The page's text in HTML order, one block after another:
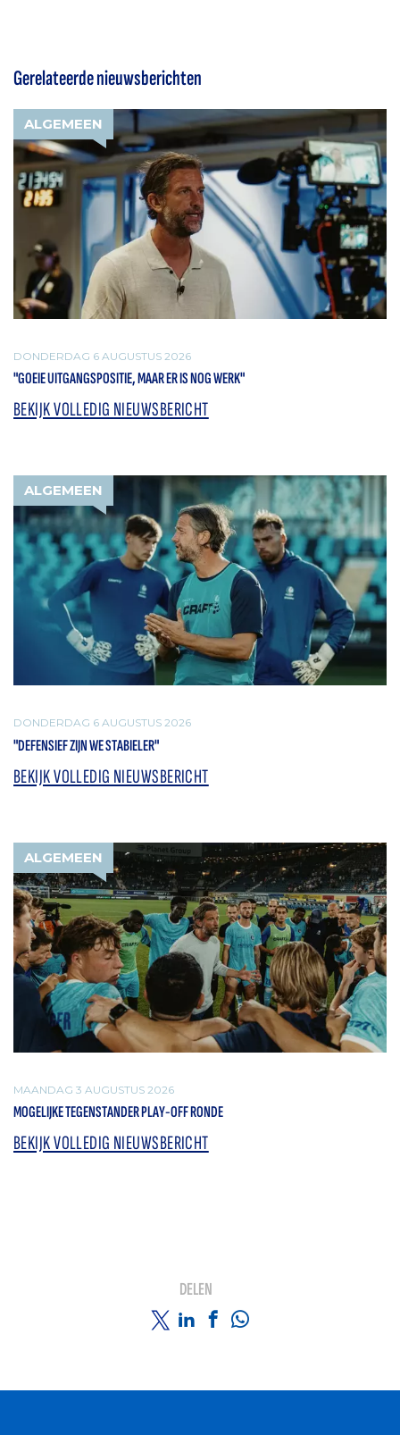
Gerelateerde nieuwsberichten
ALGEMEEN
DONDERDAG 6 AUGUSTUS 2026
"GOEIE UITGANGSPOSITIE, MAAR ER IS NOG WERK"
BEKIJK VOLLEDIG NIEUWSBERICHT
ALGEMEEN
DONDERDAG 6 AUGUSTUS 2026
"DEFENSIEF ZIJN WE STABIELER"
BEKIJK VOLLEDIG NIEUWSBERICHT
ALGEMEEN
MAANDAG 3 AUGUSTUS 2026
MOGELIJKE TEGENSTANDER PLAY-OFF RONDE
BEKIJK VOLLEDIG NIEUWSBERICHT
DELEN